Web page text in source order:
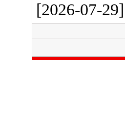
[2026-07-29]